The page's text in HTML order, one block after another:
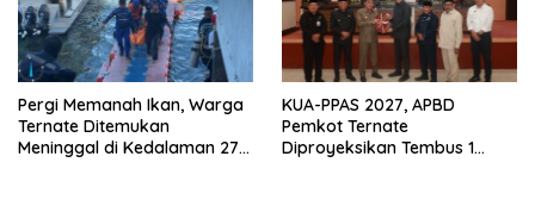
Pergi Memanah Ikan, Warga
Ternate Ditemukan
Meninggal di Kedalaman 27
KUA-PPAS 2027, APBD
Pemkot Ternate
Diproyeksikan Tembus 1